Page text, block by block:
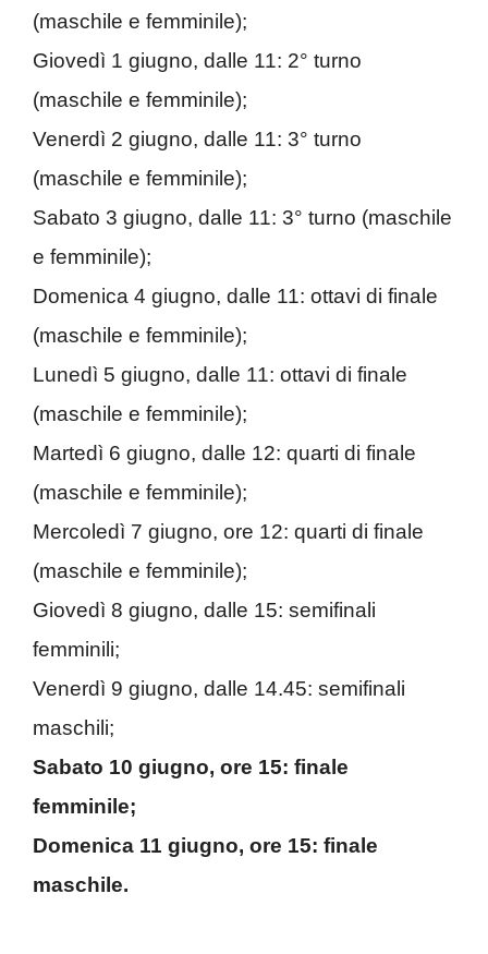
(maschile e femminile);
Giovedì 1 giugno, dalle 11: 2° turno
(maschile e femminile);
Venerdì 2 giugno, dalle 11: 3° turno
(maschile e femminile);
Sabato 3 giugno, dalle 11: 3° turno (maschile
e femminile);
Domenica 4 giugno, dalle 11: ottavi di finale
(maschile e femminile);
Lunedì 5 giugno, dalle 11: ottavi di finale
(maschile e femminile);
Martedì 6 giugno, dalle 12: quarti di finale
(maschile e femminile);
Mercoledì 7 giugno, ore 12: quarti di finale
(maschile e femminile);
Giovedì 8 giugno, dalle 15: semifinali
femminili;
Venerdì 9 giugno, dalle 14.45: semifinali
maschili;
Sabato 10 giugno, ore 15: finale
femminile;
Domenica 11 giugno, ore 15: finale
maschile.